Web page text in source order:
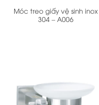
Móc treo giấy vệ sinh inox
304 – A006